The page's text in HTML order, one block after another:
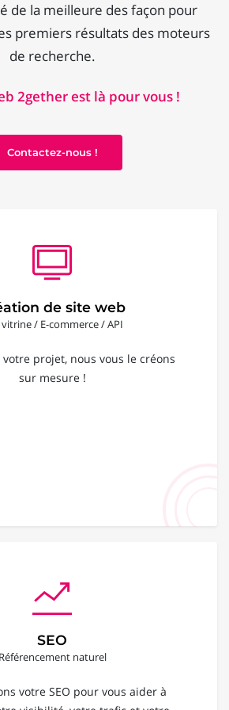
de la meilleure des façon pour
premiers résultats des moteurs
de recherche.
2gether est là pour vous !
Contactez-nous !
de site web
/ E-commerce / API
projet, nous vous le créons
sur mesure !
SEO
Référencement naturel
votre SEO pour vous aider à